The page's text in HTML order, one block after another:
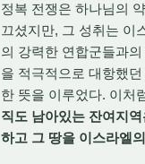
정복 전쟁은 하나님의
끄셨지만, 그 성취는 이
의 강력한 연합군들과
을 적극적으로 대항했
한 뜻을 이루었다. 이처
직도 남아있는 잔여지
하고 그 땅을 이스라엘